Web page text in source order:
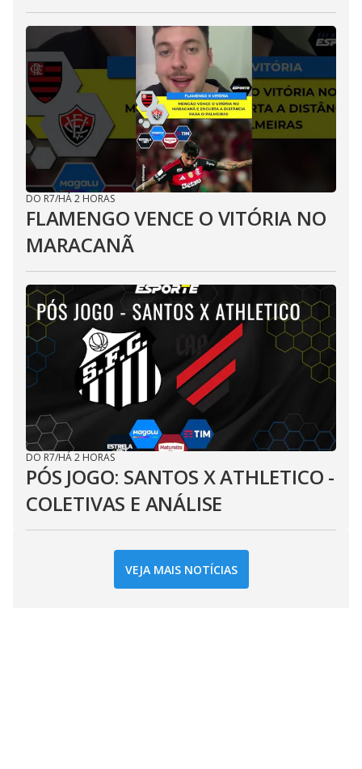
DO R7/HÁ 2 HORAS
FLAMENGO VENCE O VITÓRIA NO
MARACANÃ
DO R7/HÁ 2 HORAS
PÓS JOGO: SANTOS X ATHLETICO -
COLETIVAS E ANÁLISE
VEJA MAIS NOTÍCIAS